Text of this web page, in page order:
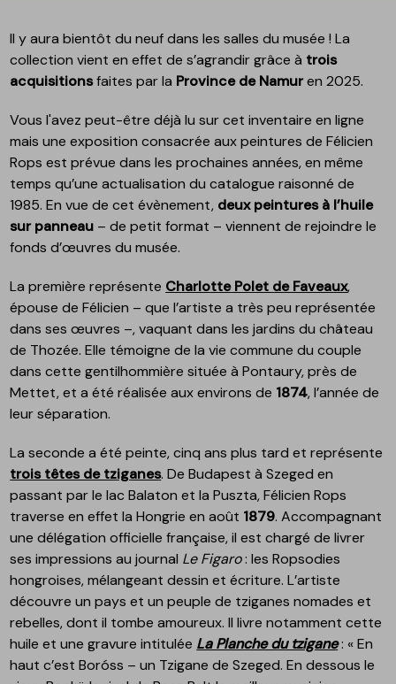
Il y aura bientôt du neuf dans les salles du musée ! La
collection vient en effet de s’agrandir grâce à trois
acquisitionsfaites par la Province de Namuren 2025.
Vous l'avez peut-être déjà lu sur cet inventaire en ligne
mais une exposition consacrée aux peintures de Félicien
Rops est prévue dans les prochaines années, en même
temps qu’une actualisation du catalogue raisonné de
1985. En vue de cet évènement, deux peintures à l’huile
sur panneau – de petit format – viennent de rejoindre le
fonds d’œuvres du musée.
La première représente Charlotte Polet de Faveaux,
épouse de Félicien – que l’artiste a très peu représentée
dans ses œuvres –, vaquant dans les jardins du château
de Thozée. Elle témoigne de la vie commune du couple
dans cette gentilhommière située à Pontaury, près de
Mettet, et a été réalisée aux environs de 1874, l’année de
leur séparation.
La seconde a été peinte, cinq ans plus tard et représente
trois têtes de tziganes. De Budapest à Szeged en
passant par le lac Balaton et la Puszta, Félicien Rops
traverse en effet la Hongrie en août 1879. Accompagnant
une délégation officielle française, il est chargé de livrer
ses impressions au journal Le Figaro: les Ropsodies
hongroises, mélangeant dessin et écriture. L’artiste
découvre un pays et un peuple de tziganes nomades et
rebelles, dont il tombe amoureux. Il livre notamment cette
huile et une gravure intitulée La Planche du tzigane: « En
haut c’est Boróss – un Tzigane de Szeged. En dessous le